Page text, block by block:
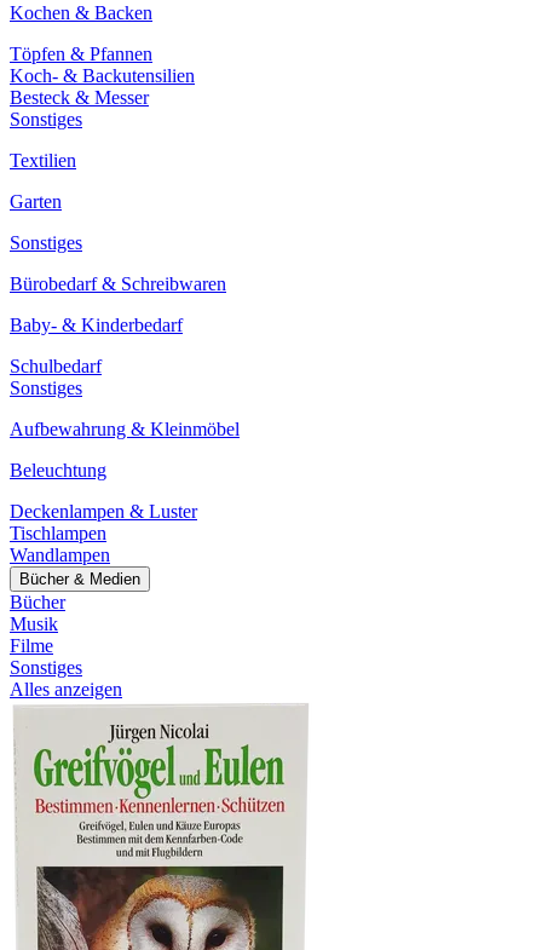
Kochen & Backen
Töpfen & Pfannen
Koch- & Backutensilien
Besteck & Messer
Sonstiges
Textilien
Garten
Sonstiges
Bürobedarf & Schreibwaren
Baby- & Kinderbedarf
Schulbedarf
Sonstiges
Aufbewahrung & Kleinmöbel
Beleuchtung
Deckenlampen & Luster
Tischlampen
Wandlampen
Bücher & Medien
Bücher
Musik
Filme
Sonstiges
Alles anzeigen